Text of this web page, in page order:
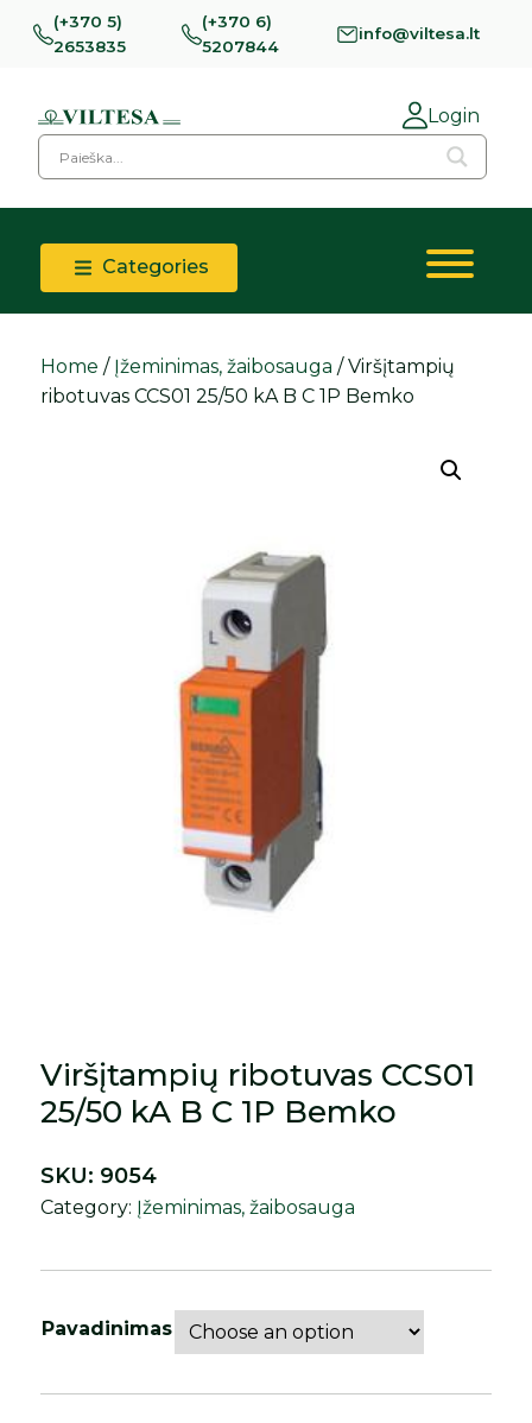
(+370 5)
2653835
(+370 6)
5207844
info@viltesa.lt
Login
Categories
Home / Įžeminimas, žaibosauga / Viršįtampių
ribotuvas CCS01 25/50 kA B C 1P Bemko
Viršįtampių ribotuvas CCS01
25/50 kA B C 1P Bemko
Pavadinimas
SKU: 9054
Category: Įžeminimas, žaibosauga